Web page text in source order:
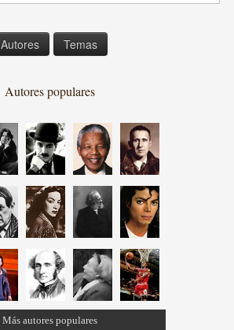
Autores Temas
Autores populares
Más autores populares